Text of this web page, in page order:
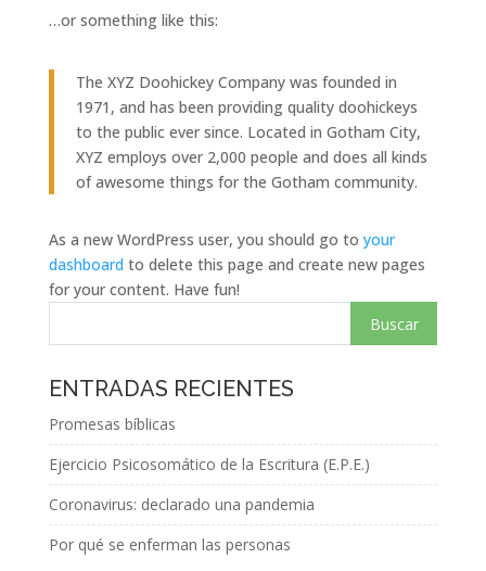
…or something like this:
The XYZ Doohickey Company was founded in
1971, and has been providing quality doohickeys
to the public ever since. Located in Gotham City,
XYZ employs over 2,000 people and does all kinds
of awesome things for the Gotham community.
As a new WordPress user, you should go to your
dashboard to delete this page and create new pages
for your content. Have fun!
ENTRADAS RECIENTES
Promesas bíblicas
Ejercicio Psicosomático de la Escritura (E.P.E.)
Coronavirus: declarado una pandemia
Por qué se enferman las personas